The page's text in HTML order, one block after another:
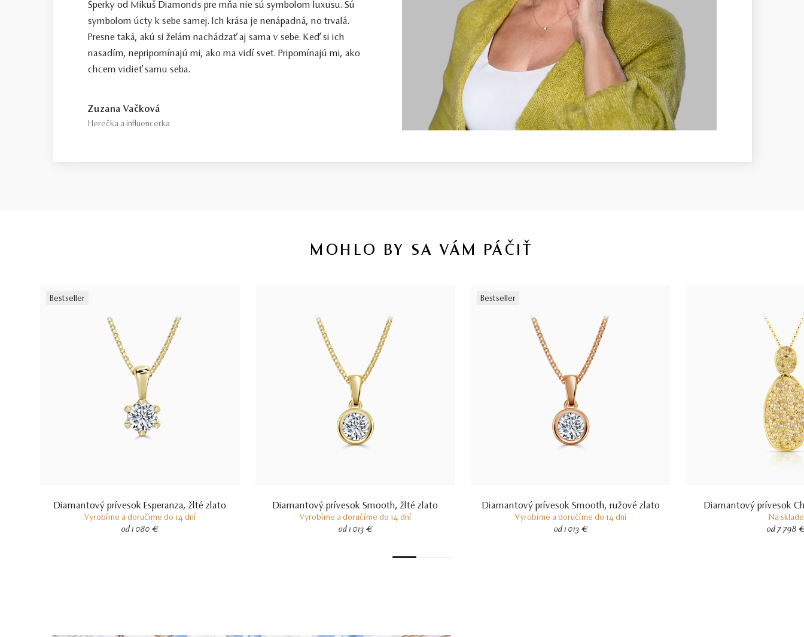
Certifikácia diamantov
Všetky naše diamanty o hmotnosti 0,30ct a vyššej sú certifikované laboratóriom GIA, čo predstavuje základ pre objektívne a medzinárodne uznávané
porovnanie kvality diamantov. Všetky naše šperky majú naviac certifikát vystavený jedinou znaleckou organizáciou na Slovensku, SGI.
V prípade kúpy
diamantového šperku radíme spozornieť, ak je certifikát, ktorý je k šperku dodaný, vystavený priamo klenotníkom ktorý šperk predáva. Viac o certifikácii
diamantov sa dozviete aj v našich dvoch videách –
Certifikácia diamantov na Slovensku.
Šperky od Mikuš Diamonds pre mňa nie sú symbolom luxusu. Sú
symbolom úcty k sebe samej. Ich krása je nenápadná, no trvalá.
Presne taká, akú si želám nachádzať aj sama v sebe. Keď si ich
nasadím, nepripomínajú mi, ako ma vidí svet. Pripomínajú mi, ako
chcem vidieť samu seba.
Zuzana Vačková
Herečka a influencerka
MOHLO BY SA VÁM PÁČIŤ
Bestseller
Diamantový prívesok Esperanza, žlté zlato
Vyrobíme a doručíme do 14 dní
od 1 080 €
Diamantový prívesok Smooth, žlté zlato
Vyrobíme a doručíme do 14 dní
od 1 013 €
Bestseller
Diamantový prívesok Smooth, ružové zlato
Vyrobíme a doručíme do 14 dní
od 1 013 €
Diamantový prívesok
Na sklade
od 7 798